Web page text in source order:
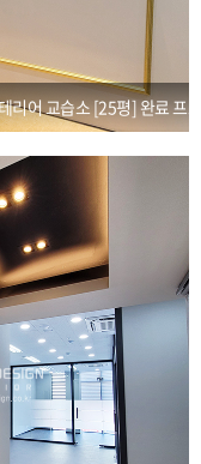
리어 교습소 [25평] 완료 프